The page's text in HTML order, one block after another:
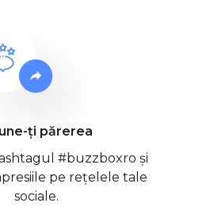
ți părerea
#buzzboxro și
pe rețelele tale
sociale.